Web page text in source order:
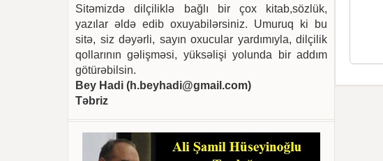
Sitəmizdə dilçiliklə bağlı bir çox kitab,sözlük,
yazılar əldə edib oxuyabilərsiniz. Umuruq ki bu
sitə, siz dəyərli, sayın oxucular yardımıyla, dilçilik
qollarının gəlişməsi, yüksəlişi yolunda bir addım
götürəbilsin.
Bey Hadi (h.beyhadi@gmail.com)
Təbriz